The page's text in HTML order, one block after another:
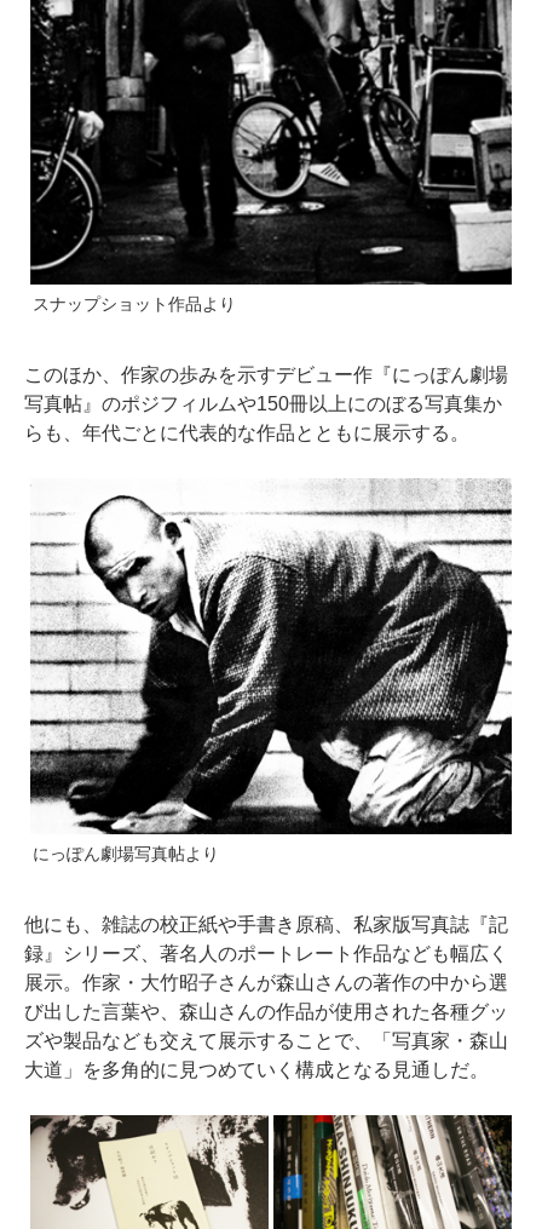
スナップショット作品より
このほか、作家の歩みを示すデビュー作『にっぽん劇場
写真帖』のポジフィルムや150冊以上にのぼる写真集か
らも、年代ごとに代表的な作品とともに展示する。
にっぽん劇場写真帖より
他にも、雑誌の校正紙や手書き原稿、私家版写真誌『記
録』シリーズ、著名人のポートレート作品なども幅広く
展示。作家・大竹昭子さんが森山さんの著作の中から選
び出した言葉や、森山さんの作品が使用された各種グッ
ズや製品なども交えて展示することで、「写真家・森山
大道」を多角的に見つめていく構成となる見通しだ。